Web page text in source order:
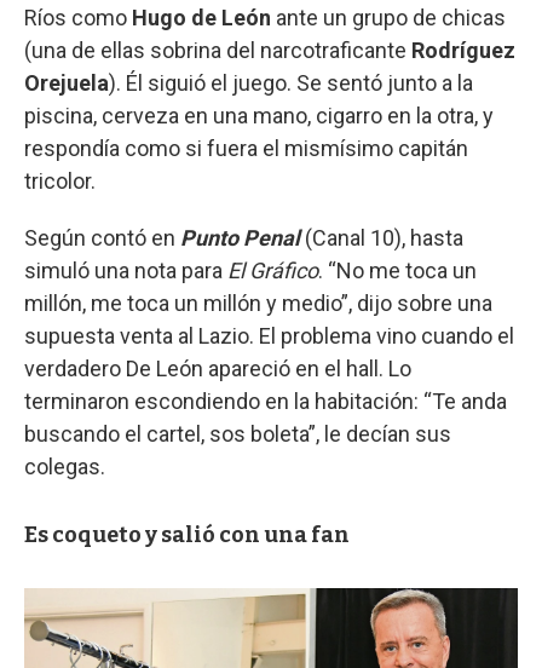
Ríos como Hugo de León ante un grupo de chicas
(una de ellas sobrina del narcotraficante Rodríguez
Orejuela). Él siguió el juego. Se sentó junto a la
piscina, cerveza en una mano, cigarro en la otra, y
respondía como si fuera el mismísimo capitán
tricolor.
Según contó en Punto Penal(Canal 10), hasta
simuló una nota para El Gráfico. “No me toca un
millón, me toca un millón y medio”, dijo sobre una
supuesta venta al Lazio. El problema vino cuando el
verdadero De León apareció en el hall. Lo
terminaron escondiendo en la habitación: “Te anda
buscando el cartel, sos boleta”, le decían sus
colegas.
Es coqueto y salió con una fan